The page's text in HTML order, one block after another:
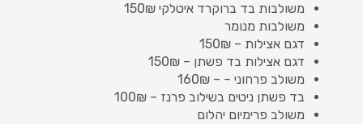
משולבות בד ברוקרד איטלקי 150₪
משולבות מנומר
דגם אצילות – 150₪
דגם אצילות בד פשתן – 150₪
משולב פרחוני – – 160₪
בד פשתן ניטים בשילוב פרנז – 100₪
משולב פרימיום יהלום